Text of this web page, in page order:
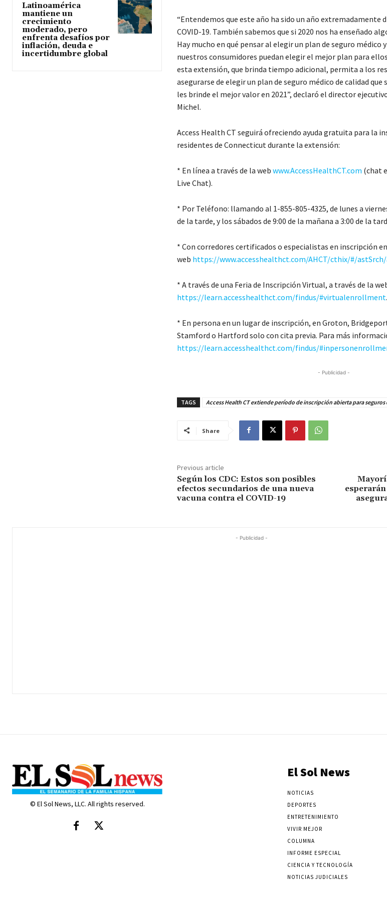
Latinoamérica
mantiene un
crecimiento
moderado, pero
enfrenta desafíos por
inflación, deuda e
incertidumbre global
“Entendemos que este año ha sido un año extremadamente
COVID-19. También sabemos que si 2020 nos ha enseñado
Hay mucho en qué pensar al elegir un plan de seguro médico
nuestros consumidores puedan elegir el mejor plan para
esta extensión, que brinda tiempo adicional, permita a los
asegurarse de elegir un plan de seguro médico de calidad que
les brinde el mejor valor en 2021”, declaró el director
Michel.
Access Health CT seguirá ofreciendo ayuda gratuita para la
residentes de Connecticut durante la extensión:
* En línea a través de la web www.AccessHealthCT.com (chat
Live Chat).
* Por Teléfono: llamando al 1-855-805-4325, de lunes a
de la tarde, y los sábados de 9:00 de la mañana a 3:00 de la
* Con corredores certificados o especialistas en inscripción
web https://www.accesshealthct.com/AHCT/cthix/#/astSrch/
* A través de una Feria de Inscripción Virtual, a través de la
https://learn.accesshealthct.com/findus/#virtualenrollment.
* En persona en un lugar de inscripción, en Groton,
Stamford o Hartford solo con cita previa. Para más
https://learn.accesshealthct.com/findus/
- Publicidad -
TAGS Access Health CT extiende período de inscripción abierta para seguros
Share
Previous article
Según los CDC: Estos son posibles
efectos secundarios de una nueva
vacuna contra el COVID-19
- Publicidad -
© El Sol News, LLC. All rights reserved.
El Sol News
NOTICIAS
DEPORTES
ENTRETENIMIENTO
VIVIR MEJOR
COLUMNA
INFORME ESPECIAL
CIENCIA Y TECNOLOGÍA
NOTICIAS JUDICIALES